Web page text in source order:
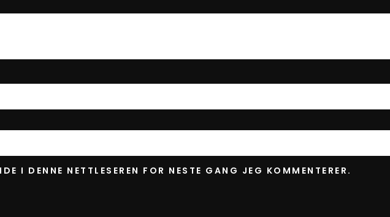
I DENNE NETTLESEREN FOR NESTE GANG JEG KOMMENTERER.